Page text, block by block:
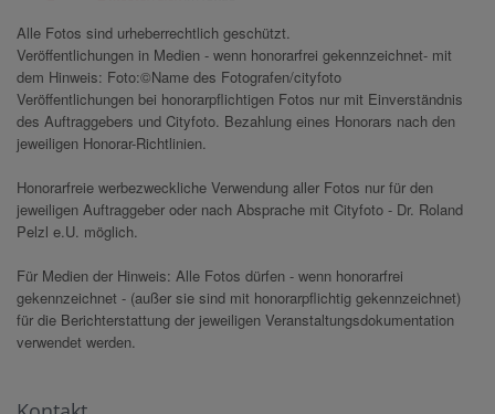
Alle Fotos sind urheberrechtlich geschützt.
Veröffentlichungen in Medien - wenn honorarfrei gekennzeichnet- mit
dem Hinweis: Foto:©Name des Fotografen/cityfoto
Veröffentlichungen bei honorarpflichtigen Fotos nur mit Einverständnis
des Auftraggebers und Cityfoto. Bezahlung eines Honorars nach den
jeweiligen Honorar-Richtlinien.
Honorarfreie werbezweckliche Verwendung aller Fotos nur für den
jeweiligen Auftraggeber oder nach Absprache mit Cityfoto - Dr. Roland
Pelzl e.U. möglich.
Für Medien der Hinweis: Alle Fotos dürfen - wenn honorarfrei
gekennzeichnet - (außer sie sind mit honorarpflichtig gekennzeichnet)
für die Berichterstattung der jeweiligen Veranstaltungsdokumentation
verwendet werden.